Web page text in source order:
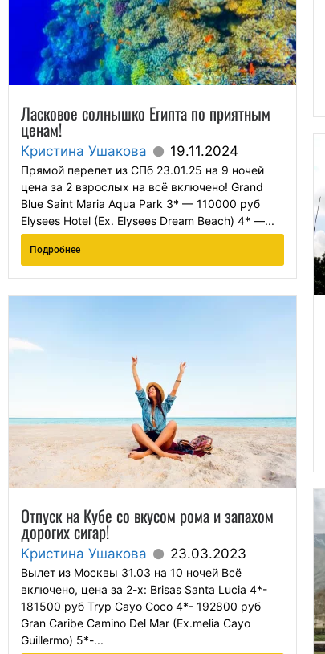
Ласковое солнышко Египта по приятным
ценам!
Кристина Ушакова 19.11.2024
Прямой перелет из СПб 23.01.25 на 9 ночей
цена за 2 взрослых на всё включено! Grand
Blue Saint Maria Aqua Park 3* — 110000 руб
Elysees Hotel (Ex. Elysees Dream Beach) 4* —...
Подробнее
Отпуск на Кубе со вкусом рома и запахом
дорогих сигар!
Кристина Ушакова 23.03.2023
Вылет из Москвы 31.03 на 10 ночей Всё
включено, цена за 2-х: Brisas Santa Lucia 4*-
181500 руб Tryp Cayo Coco 4*- 192800 руб
Gran Caribe Camino Del Mar (Ex.melia Cayo
Guillermo) 5*-...